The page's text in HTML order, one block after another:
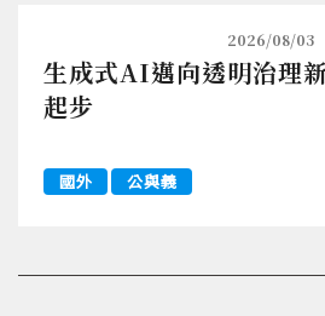
2026/08/03
生成式AI邁向透明治理
起步
國外 公與義